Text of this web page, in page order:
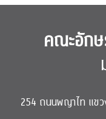
คณะอัก
254 ถนนพญาไท แข